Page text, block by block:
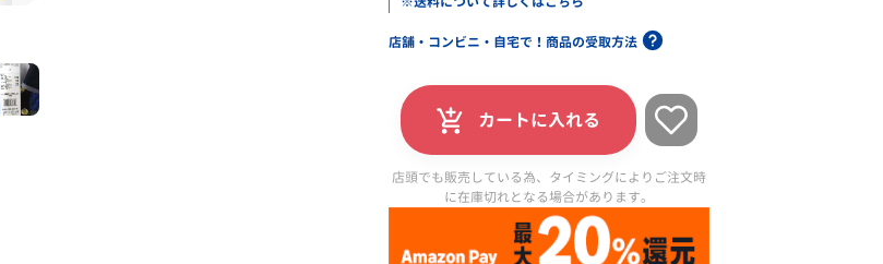
店舗・コンビニ・自宅で！商品の受取方法
カートに入れる
店頭でも販売している為、タイミングによりご注文時
に在庫切れとなる場合があります。